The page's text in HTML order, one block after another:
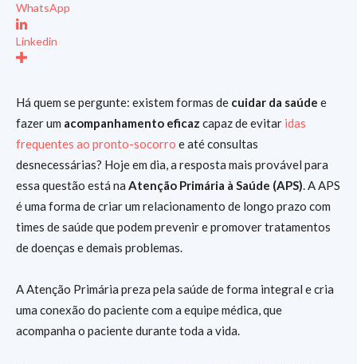
WhatsApp
Linkedin
Há quem se pergunte: existem formas de cuidar da saúde e
fazer um acompanhamento eficaz capaz de evitar idas
frequentes ao pronto-socorro e até consultas
desnecessárias? Hoje em dia, a resposta mais provável para
essa questão está na Atenção Primária à Saúde (APS). A APS
é uma forma de criar um relacionamento de longo prazo com
times de saúde que podem prevenir e promover tratamentos
de doenças e demais problemas.
A Atenção Primária preza pela saúde de forma integral e cria
uma conexão do paciente com a equipe médica, que
acompanha o paciente durante toda a vida.